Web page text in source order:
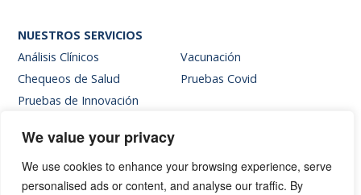
We value your privacy
We use cookies to enhance your browsing experience, serve
personalised ads or content, and analyse our traffic. By
NUESTROS SERVICIOS
Análisis Clínicos
Chequeos de Salud
Pruebas de Innovación
Vacunación
Pruebas Covid